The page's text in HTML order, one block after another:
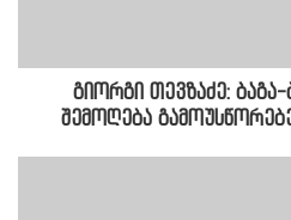
გიორგი თევზაძე: ბაგა-
შემოღება